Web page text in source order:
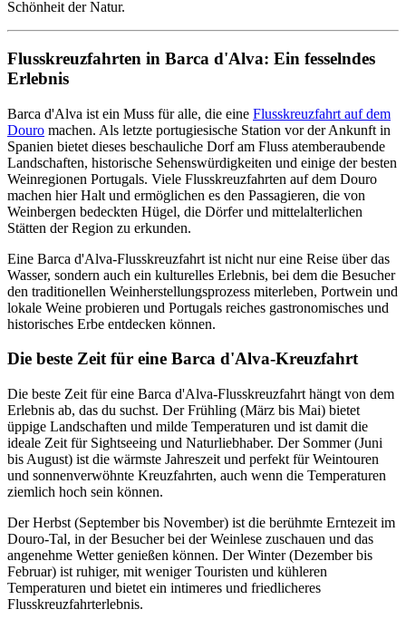
Schönheit der Natur.
Flusskreuzfahrten in Barca d'Alva: Ein fesselndes
Erlebnis
Barca d'Alva ist ein Muss für alle, die eine Flusskreuzfahrt auf dem
Douro machen. Als letzte portugiesische Station vor der Ankunft in
Spanien bietet dieses beschauliche Dorf am Fluss atemberaubende
Landschaften, historische Sehenswürdigkeiten und einige der besten
Weinregionen Portugals. Viele Flusskreuzfahrten auf dem Douro
machen hier Halt und ermöglichen es den Passagieren, die von
Weinbergen bedeckten Hügel, die Dörfer und mittelalterlichen
Stätten der Region zu erkunden.
Eine Barca d'Alva-Flusskreuzfahrt ist nicht nur eine Reise über das
Wasser, sondern auch ein kulturelles Erlebnis, bei dem die Besucher
den traditionellen Weinherstellungsprozess miterleben, Portwein und
lokale Weine probieren und Portugals reiches gastronomisches und
historisches Erbe entdecken können.
Die beste Zeit für eine Barca d'Alva-Kreuzfahrt
Die beste Zeit für eine Barca d'Alva-Flusskreuzfahrt hängt von dem
Erlebnis ab, das du suchst. Der Frühling (März bis Mai) bietet
üppige Landschaften und milde Temperaturen und ist damit die
ideale Zeit für Sightseeing und Naturliebhaber. Der Sommer (Juni
bis August) ist die wärmste Jahreszeit und perfekt für Weintouren
und sonnenverwöhnte Kreuzfahrten, auch wenn die Temperaturen
ziemlich hoch sein können.
Der Herbst (September bis November) ist die berühmte Erntezeit im
Douro-Tal, in der Besucher bei der Weinlese zuschauen und das
angenehme Wetter genießen können. Der Winter (Dezember bis
Februar) ist ruhiger, mit weniger Touristen und kühleren
Temperaturen und bietet ein intimeres und friedlicheres
Flusskreuzfahrterlebnis.